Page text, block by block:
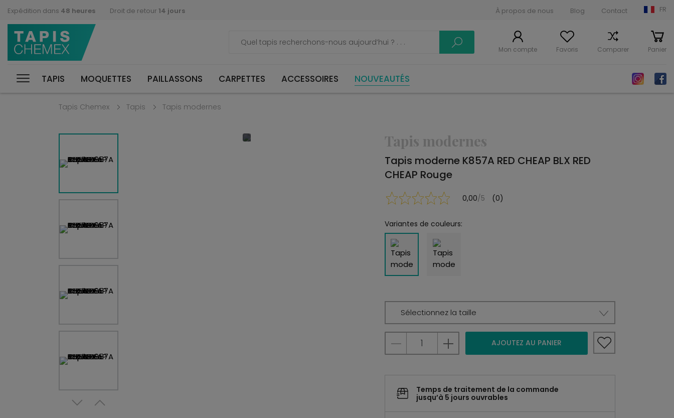
Expédition dans 48 heures Droit de retour 14 jours À propos de nous Blog Contact FR
Mon compte Favoris Comparer Panier
TAPIS MOQUETTES PAILLASSONS CARPETTES ACCESSOIRES NOUVEAUTÉS
Tapis Chemex Tapis Tapis modernes
Tapis modernes
Tapis moderne K857A RED CHEAP BLX RED
CHEAP Rouge
0,00/5 (0)
Variantes de couleurs:
Sélectionnez la taille
AJOUTEZ AU PANIER
Temps de traitement de la commande
jusqu’à 5 jours ouvrables